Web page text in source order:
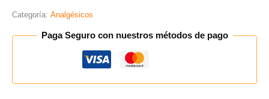
Categoría: Analgésicos
Paga Seguro con nuestros métodos de pago